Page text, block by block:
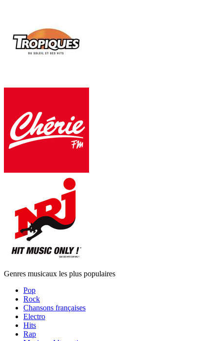
Genres musicaux les plus populaires
Pop
Rock
Chansons françaises
Electro
Hits
Rap